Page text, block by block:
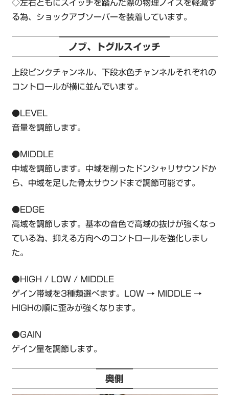
◇左右ともにスイッチを踏んだ際の物理ノイズを軽減す
る為、ショックアブソーバーを装着しています。
ノブ、トグルスイッチ
上段ピンクチャンネル、下段水色チャンネルそれぞれの
コントロールが横に並んでいます。
●LEVEL
音量を調節します。
●MIDDLE
中域を調節します。中域を削ったドンシャリサウンドか
ら、中域を足した骨太サウンドまで調節可能です。
●EDGE
高域を調節します。基本の音色で高域の抜けが強くなっ
ている為、抑える方向へのコントロールを強化しまし
た。
●HIGH / LOW / MIDDLE
ゲイン帯域を3種類選べます。LOW → MIDDLE →
HIGHの順に歪みが強くなります。
●GAIN
ゲイン量を調節します。
奥側